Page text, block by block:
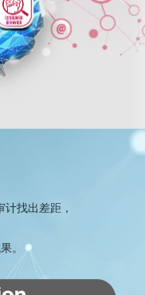
找出差距，
。